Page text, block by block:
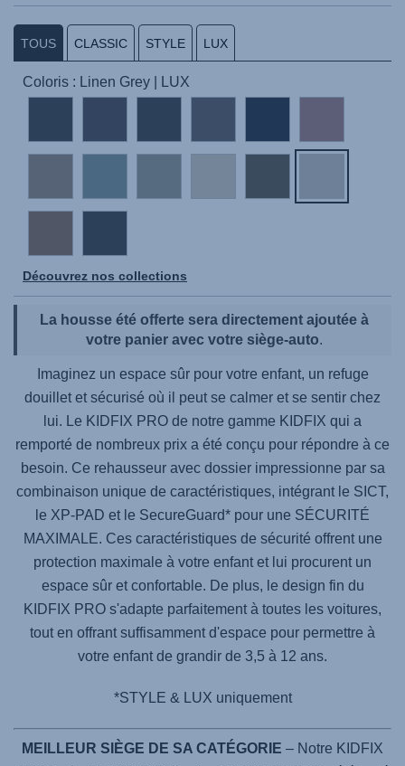
TOUS CLASSIC STYLE LUX
Coloris : Linen Grey | LUX
Découvrez nos collections
La housse été offerte sera directement ajoutée à
votre panier avec votre siège-auto.
Imaginez un espace sûr pour votre enfant, un refuge
douillet et sécurisé où il peut se calmer et se sentir chez
lui. Le KIDFIX PRO de notre gamme KIDFIX qui a
remporté de nombreux prix a été conçu pour répondre à ce
besoin. Ce rehausseur avec dossier impressionne par sa
combinaison unique de caractéristiques, intégrant le SICT,
le XP-PAD et le SecureGuard* pour une SÉCURITÉ
MAXIMALE. Ces caractéristiques de sécurité offrent une
protection maximale à votre enfant et lui procurent un
espace sûr et confortable. De plus, le design fin du
KIDFIX PRO s'adapte parfaitement à toutes les voitures,
tout en offrant suffisamment d'espace pour permettre à
votre enfant de grandir de 3,5 à 12 ans.
*STYLE & LUX uniquement
MEILLEUR SIÈGE DE SA CATÉGORIE – Notre KIDFIX